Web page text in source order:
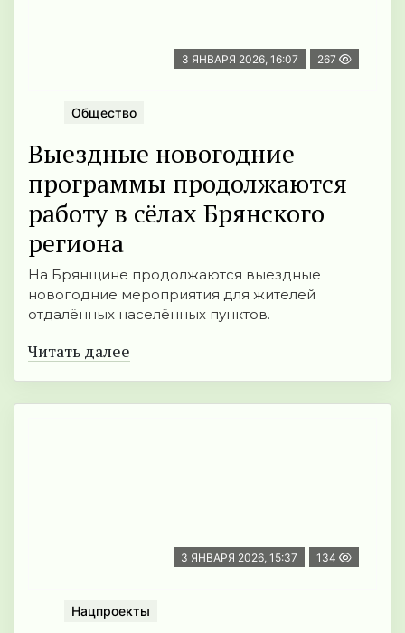
3 ЯНВАРЯ 2026, 16:07 267
Общество
Выездные новогодние
программы продолжаются
работу в сёлах Брянского
региона
На Брянщине продолжаются выездные
новогодние мероприятия для жителей
отдалённых населённых пунктов.
Читать далее
3 ЯНВАРЯ 2026, 15:37 134
Нацпроекты